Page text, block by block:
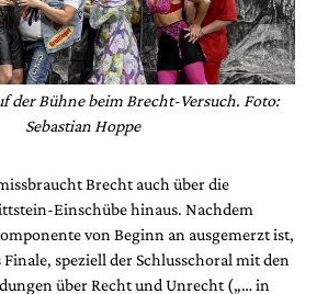
der Bühne beim Brecht-Versuch. Foto:
Sebastian Hoppe
Brecht auch über die
Einschübe hinaus. Nachdem
von Beginn an ausgemerzt ist,
speziell der Schlusschoral mit den
über Recht und Unrecht („… in